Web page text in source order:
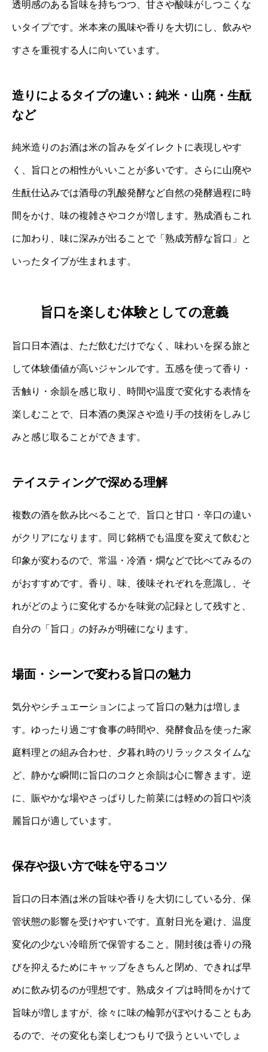
透明感のある旨味を持ちつつ、甘さや酸味がしつこくな
いタイプです。米本来の風味や香りを大切にし、飲みや
すさを重視する人に向いています。
造りによるタイプの違い：純米・山廃・生酛
など
純米造りのお酒は米の旨みをダイレクトに表現しやす
く、旨口との相性がいいことが多いです。さらに山廃や
生酛仕込みでは酒母の乳酸発酵など自然の発酵過程に時
間をかけ、味の複雑さやコクが増します。熟成酒もこれ
に加わり、味に深みが出ることで「熟成芳醇な旨口」と
いったタイプが生まれます。
旨口を楽しむ体験としての意義
旨口日本酒は、ただ飲むだけでなく、味わいを探る旅と
して体験価値が高いジャンルです。五感を使って香り・
舌触り・余韻を感じ取り、時間や温度で変化する表情を
楽しむことで、日本酒の奥深さや造り手の技術をしみじ
みと感じ取ることができます。
テイスティングで深める理解
複数の酒を飲み比べることで、旨口と甘口・辛口の違い
がクリアになります。同じ銘柄でも温度を変えて飲むと
印象が変わるので、常温・冷酒・燗などで比べてみるの
がおすすめです。香り、味、後味それぞれを意識し、そ
れがどのように変化するかを味覚の記録として残すと、
自分の「旨口」の好みが明確になります。
場面・シーンで変わる旨口の魅力
気分やシチュエーションによって旨口の魅力は増しま
す。ゆったり過ごす食事の時間や、発酵食品を使った家
庭料理との組み合わせ、夕暮れ時のリラックスタイムな
ど、静かな瞬間に旨口のコクと余韻は心に響きます。逆
に、賑やかな場やさっぱりした前菜には軽めの旨口や淡
麗旨口が適しています。
保存や扱い方で味を守るコツ
旨口の日本酒は米の旨味や香りを大切にしている分、保
管状態の影響を受けやすいです。直射日光を避け、温度
変化の少ない冷暗所で保管すること。開封後は香りの飛
びを抑えるためにキャップをきちんと閉め、できれば早
めに飲み切るのが理想です。熟成タイプは時間をかけて
旨味が増しますが、徐々に味の輪郭がぼやけることもあ
るので、その変化も楽しむつもりで扱うといいでしょ